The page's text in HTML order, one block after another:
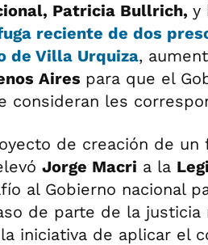
Patricia Bullrich, y
reciente de dos
de Villa Urquiza,
Aires para que el
consideran les
de creación de un
Jorge Macri a la
al Gobierno nacional
de parte de la justicia
iniciativa de aplicar el